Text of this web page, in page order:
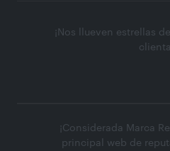
¡Nos llueven estrellas
¡Considerada Marca
principal web de